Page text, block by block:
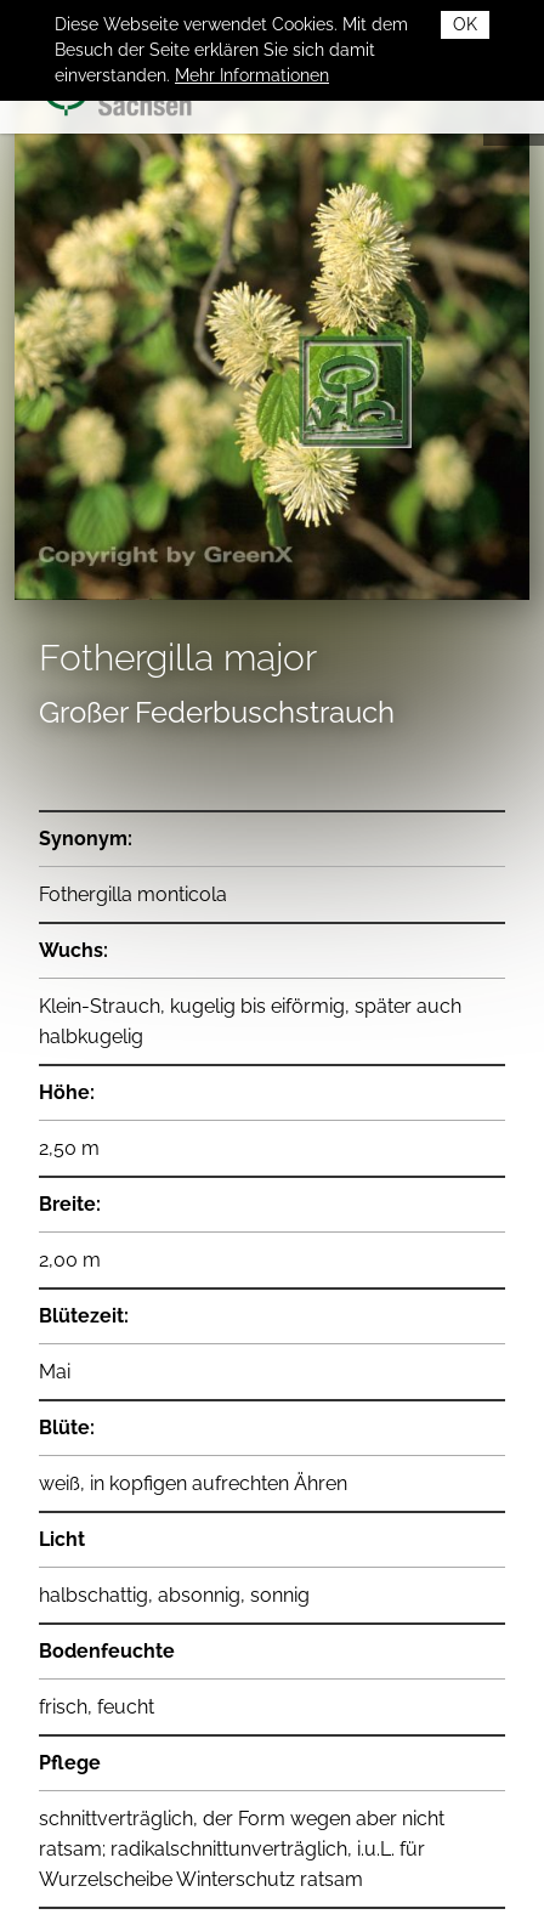
OK
Diese Webseite verwendet Cookies. Mit dem
Besuch der Seite erklären Sie sich damit
einverstanden. Mehr Informationen
Fothergilla major
Großer Federbuschstrauch
Synonym:
Fothergilla monticola
Wuchs:
Klein-Strauch, kugelig bis eiförmig, später auch
halbkugelig
Höhe:
2,50 m
Breite:
2,00 m
Blütezeit:
Mai
Blüte:
weiß, in kopfigen aufrechten Ähren
Licht
halbschattig, absonnig, sonnig
Bodenfeuchte
frisch, feucht
Pflege
schnittverträglich, der Form wegen aber nicht
ratsam; radikalschnittunverträglich, i.u.L. für
Wurzelscheibe Winterschutz ratsam